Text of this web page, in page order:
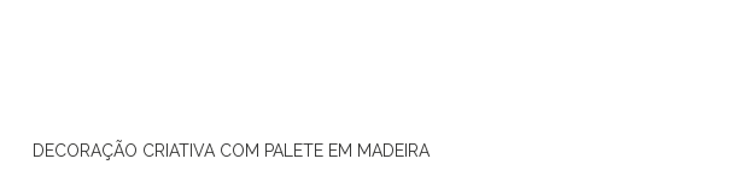
DECORAÇÃO CRIATIVA COM PALETE EM MADEIRA